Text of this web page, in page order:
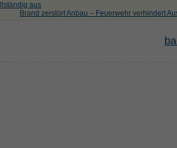
aus
Brand zerstört Anbau – Feuerwehr verhindert